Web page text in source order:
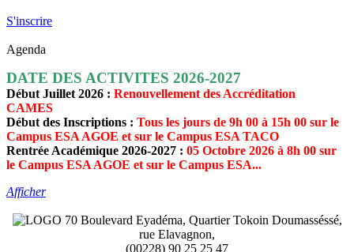
S'inscrire
Agenda
DATE DES ACTIVITES 2026-2027
Début Juillet 2026 : Renouvellement des Accréditation
CAMES
Début des Inscriptions : Tous les jours de 9h 00 à 15h 00 sur le
Campus ESA AGOE et sur le Campus ESA TACO
Rentrée Académique 2026-2027 : 05 Octobre 2026 à 8h 00 sur
le Campus ESA AGOE et sur le Campus ESA...
Afficher
70 Boulevard Eyadéma, Quartier Tokoin Doumasséssé,
rue Elavagnon,
(00228) 90 25 25 47